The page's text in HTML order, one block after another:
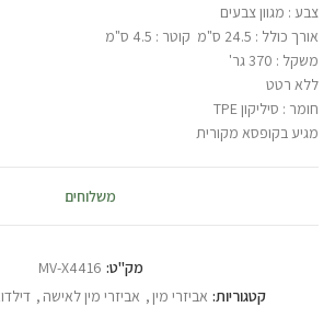
צבע : מגוון צבעים
אורך כולל : 24.5 ס"מ קוטר : 4.5 ס"מ
משקל : 370 גר'
ללא רטט
חומר : סיליקון TPE
מגיע בקופסא מקורית
משלוחים
מק"ט: MV-X4416
קטגוריות: אביזרי מין, אביזרי מין לאישה ,